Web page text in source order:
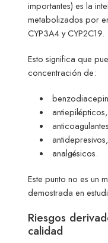
importantes) es la
metabolizados por
CYP3A4 y CYP2C19.
Esto significa que
concentración de:
antiepilépticos,
antidepresivos,
analgésicos.
Este punto no es un
demostrada en
Riesgos
calidad